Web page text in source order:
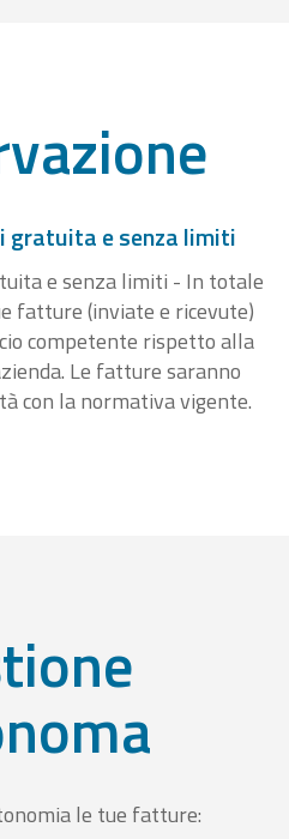
gratuita e senza limiti
e senza limiti - In totale
fatture (inviate e ricevute)
competente rispetto alla
Le fatture saranno
con la normativa vigente.
le tue fatture: